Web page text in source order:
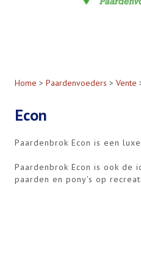
Home >Paardenvoeders >Vente
Econ
Paardenbrok Econ is een
Paardenbrok Econ is ook de
paarden en pony's op